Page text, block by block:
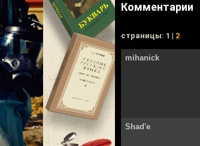
Комментарии
cтраницы: 1 | 2
mihanick
Shad'e